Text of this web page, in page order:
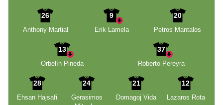
26
Anthony Martial
9
Erik Lamela
20
Petros Mantalos
13
Orbelín Pineda
37
Roberto Pereyra
28
Ehsan Hajsafi
24
Gerasimos
21
Domagoj Vida
12
Lazaros Rota